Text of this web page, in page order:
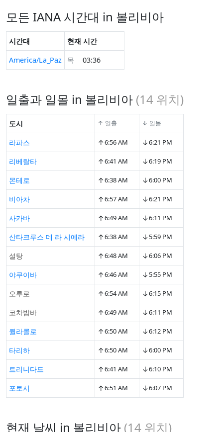
모든 IANA 시간대 in 볼리비아
시간대
현재 시간
America/La_Paz
목 03:36
일출과 일몰 in 볼리비아 (14 위치)
도시 ↑ 일출 ↓ 일몰
라파스 ↑6:56 AM ↓6:21 PM
리베랄타 ↑6:41 AM ↓6:19 PM
몬테로 ↑6:38 AM ↓6:00 PM
비아차 ↑6:57 AM ↓6:21 PM
사카바 ↑6:49 AM ↓6:11 PM
산타크루스 데 라 시에라 ↑6:38 AM ↓5:59 PM
설탕 ↑6:48 AM ↓6:06 PM
야쿠이바 ↑6:46 AM ↓5:55 PM
오루로 ↑6:54 AM ↓6:15 PM
코차밤바 ↑6:49 AM ↓6:11 PM
퀼라콜로 ↑6:50 AM ↓6:12 PM
타리하 ↑6:50 AM ↓6:00 PM
트리니다드 ↑6:41 AM ↓6:10 PM
포토시 ↑6:51 AM ↓6:07 PM
현재 날씨 in 볼리비아 (14 위치)